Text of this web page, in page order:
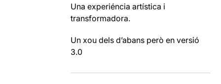
Una experiéncia artística i
transformadora.
Un xou dels d’abans però en versió
3.0